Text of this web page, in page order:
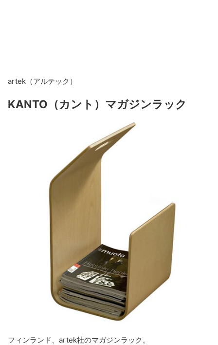
artek（アルテック）
KANTO（カント）マガジンラック
フィンランド、artek社のマガジンラック。